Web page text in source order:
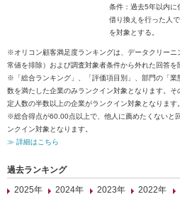
条件：過去5年以内に
借り換えを行った人
を対象とする。
※オリコン顧客満足度ランキングは、データクリー
常値を排除）および調査対象者条件から外れた回答を
※「総合ランキング」、「評価項目別」、部門の「業
数を満たした企業のみランクイン対象となります。
定人数の半数以上の企業がランクイン対象となります。
※総合得点が60.00点以上で、他人に薦めたくないと
ンクイン対象となります。
≫ 詳細はこちら
過去ランキング
2025年
2024年 2023年 2022年